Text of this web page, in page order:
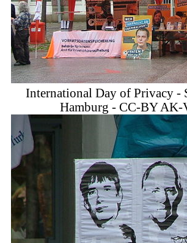
International Day of Privacy -
Hamburg - CC-BY AK-